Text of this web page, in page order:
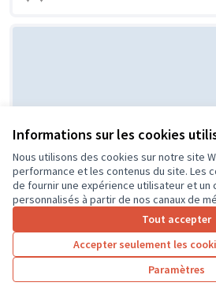
Informations sur les cookies
Nous utilisons des cookies sur notre site
performance et les contenus du site. Les
de fournir une expérience utilisateur et un
personnalisés à partir de nos canaux de
Tout accepter
Accepter seulement les
Paramètres
Réaménagement de la
CP
ECOLE PUBLIQUE
0 0